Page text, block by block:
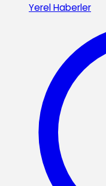
Yerel Haberler